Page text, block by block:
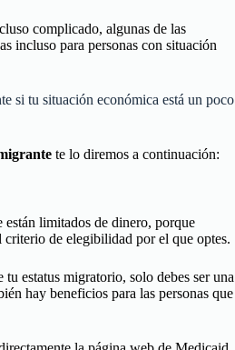
complicado, algunas de las
incluso para personas con situación
si tu situación económica está un poco
te lo diremos a continuación:
están limitados de dinero, porque
de elegibilidad por el que optes.
estatus migratorio, solo debes ser una
hay beneficios para las personas que